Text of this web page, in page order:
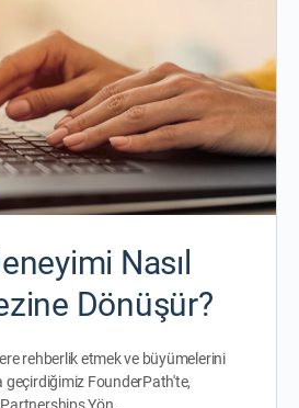
Nasıl
Dönüşür?
rehberlik etmek ve büyümelerini
FounderPath'te,